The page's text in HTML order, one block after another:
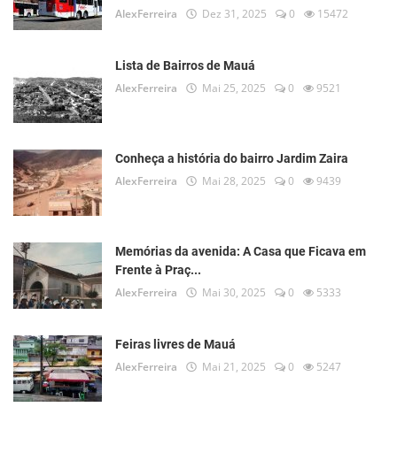
AlexFerreira Dez 31, 2025 0 15472
Lista de Bairros de Mauá
AlexFerreira Mai 25, 2025 0 9521
Conheça a história do bairro Jardim Zaira
AlexFerreira Mai 28, 2025 0 9439
Memórias da avenida: A Casa que Ficava em
Frente à Praç...
AlexFerreira Mai 30, 2025 0 5333
Feiras livres de Mauá
AlexFerreira Mai 21, 2025 0 5247